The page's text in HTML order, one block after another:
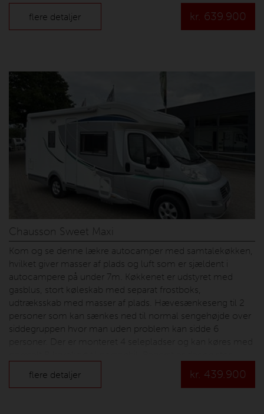
Derudover er der montert Truma Duo Control så man kan
lovligt køre med 2 gasflasker tilsluttet, 2 x solceller, litium
inkl. nummerplader og leveringsomkostninger.
flere detaljer kr. 639.900
Chausson Sweet Maxi
Kom og se denne lækre autocamper med samtalekøkken,
hvilket giver masser af plads og luft som er sjældent i
autocampere på under 7m. Køkkenet er udstyret med
gasblus, stort køleskab med separat frostboks,
udtræksskab med masser af plads. Hævesænkeseng til 2
personer som kan sænkes ned til normal sengehøjde over
siddegruppen hvor man uden problem kan sidde 6
personer. Der er monteret 4 selepladser og kan køres med
opvarmet garage til den pladskrævende hobby. Camperen
er monteret med solcelle og 2 stk. forbrugsbatterier. Prisen
flere detaljer kr. 439.900